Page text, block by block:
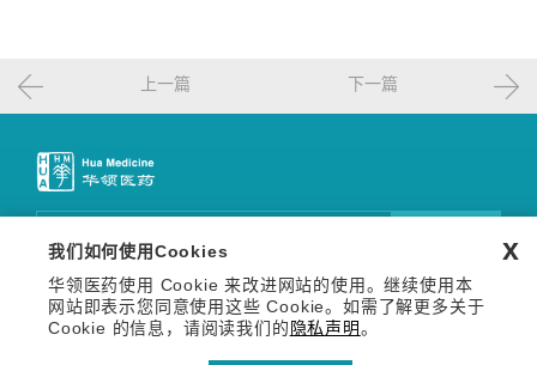
上一篇 下一篇
关注我们
Copyright © 2026 华领医药技术（上海）有限公司 沪网药械
信备字【2026】000123号
我们如何使用Cookies
华领医药使用 Cookie 来改进网站的使用。继续使用本
网站即表示您同意使用这些 Cookie。如需了解更多关于
Cookie 的信息，请阅读我们的 隐私声明。
x